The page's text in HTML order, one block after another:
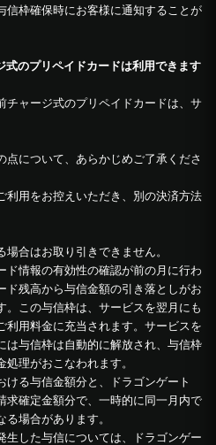
信枠確保時にお客様に通知することが
式のプリペイドカードは利用できます
チャージ式のプリペイドカードは、サ
点について、あらかじめご了承くださ
利用をお控えいただき、別の決済方法
合はお取り引きできません。
ド情報の有効性の確認が前の月に行わ
ド残高から与信金額の引き落としがお
。この与信枠は、サービスを翌月にも
利用料金に充当されます。サービスを
は与信枠は自動的に解放され、与信枠
理がおこなわれます。
ける与信金額分と、ドラゴンゲート
求確定金額分で、一時的に同一月内で
場合があります。
生した与信については、ドラゴンゲー